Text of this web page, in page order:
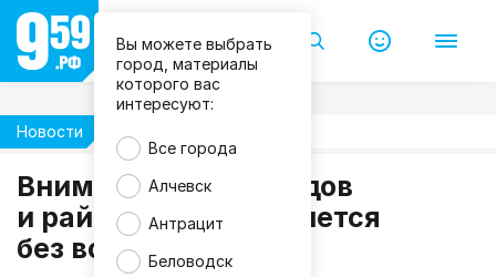
Вы можете выбрать
город, материалы
которого вас
интересуют:
Все города
Алчевск
Антрацит
Беловодск
Новости
Внимание! Ряд городов
и районов ЛНР останется
без воды 2 сентября
f
r
e
e
p